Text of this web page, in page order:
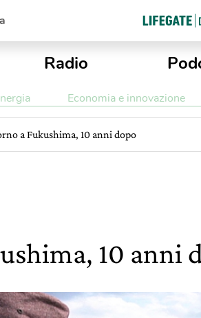
Radio
Economia e innovazione
a Fukushima, 10 anni dopo
10 anni